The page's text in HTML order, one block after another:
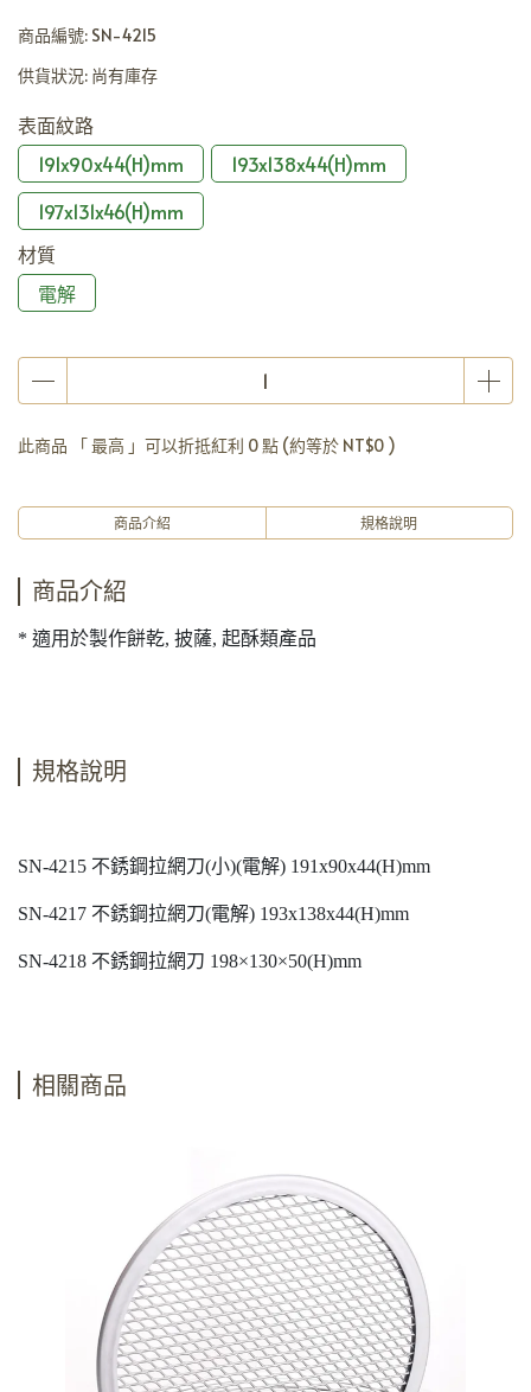
商品編號: SN-4215
供貨狀況: 尚有庫存
表面紋路
191x90x44(H)mm
193x138x44(H)mm
197x131x46(H)mm
材質
電解
此商品 「 最高 」可以折抵紅利 0點 (約等於 NT$0 )
商品介紹 規格說明
商品介紹
* 適用於製作餅乾, 披薩, 起酥類產品
規格說明
SN-4215 不銹鋼拉網刀(小)(電解) 191x90x44(H)mm
SN-4217 不銹鋼拉網刀(電解) 193x138x44(H)mm
SN-4218 不銹鋼拉網刀 198×130×50(H)mm
相關商品